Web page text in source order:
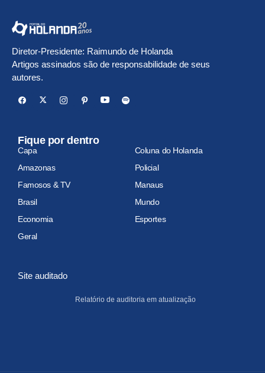
Diretor-Presidente: Raimundo de Holanda
Artigos assinados são de responsabilidade de seus
autores.
Fique por dentro
Capa
Coluna do Holanda
Amazonas
Policial
Famosos & TV
Manaus
Brasil
Mundo
Economia
Esportes
Geral
Site auditado
Relatório de auditoria em atualização